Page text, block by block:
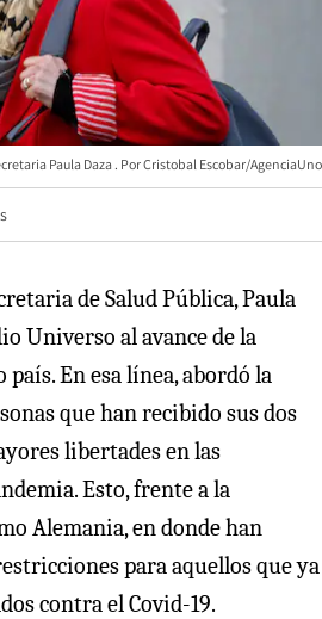
Paula Daza Cristobal Escobar/AgenciaUno
de Salud Pública, Paula
Universo al avance de la
En esa línea, abordó la
que han recibido sus dos
libertades en las
Esto, frente a la
Alemania, en donde han
para aquellos que ya
contra el Covid-19.